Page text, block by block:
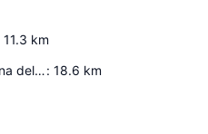
11.3 km
Aeropuerto Internacional Laguna del Sauce "Capitán de Corbeta Carlos Curbelo": 18.6 km